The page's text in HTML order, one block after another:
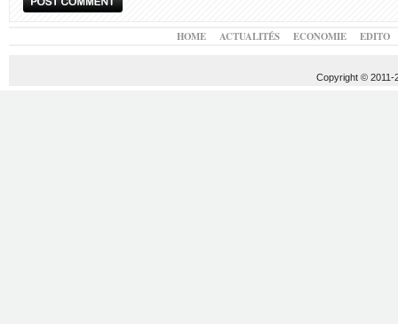
HOME ACTUALITÉS ECONOMIE EDITO
Copyright © 2011-